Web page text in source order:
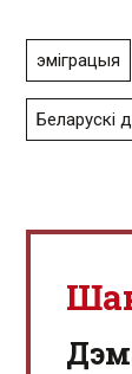
эміграцыя
Беларускі